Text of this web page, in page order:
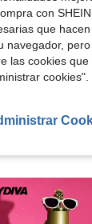
Ver Más
Vieron
con
que
navegador,
las cookies